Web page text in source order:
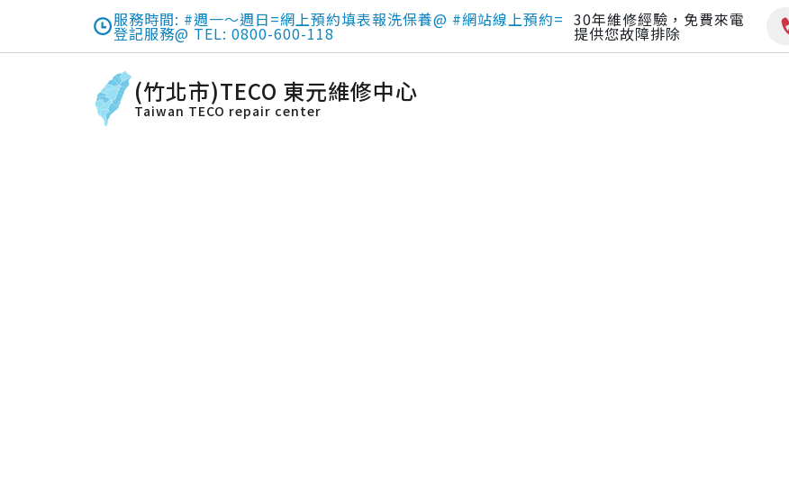
服務時間: #週一～週日=網上預約填表報洗保養@ #網站線上預約=
登記服務@ TEL: 0800-600-118
30年維修經驗，免費來電
提供您故障排除
(竹北市)TECO 東元維修中心
Taiwan TECO repair center